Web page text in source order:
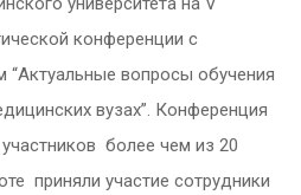
конференции с
вопросы обучения
вузах”. Конференция
более чем из 20
приняли участие сотрудники